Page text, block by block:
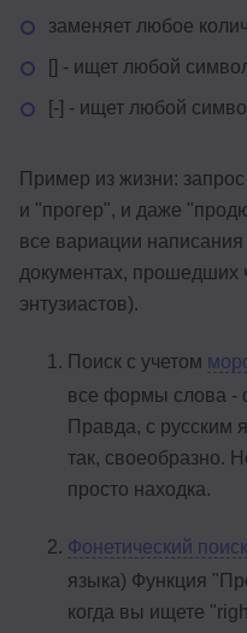
заменяет любое
[] - ищет любой
[-] - ищет любой
Пример из жизни:
и "прогер", и даже
все вариации
документах, прошедших
энтузиастов).
Поиск с учетом
все формы слова -
Правда, с русским
так, своеобразно.
просто находка.
Фонетический поиск
языка) Функция
когда вы ищете